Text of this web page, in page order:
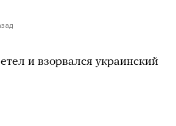
и взорвался украинский